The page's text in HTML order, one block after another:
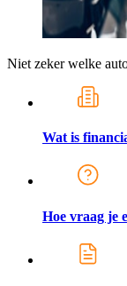
Niet zeker welke
Wat is
Hoe vraag je